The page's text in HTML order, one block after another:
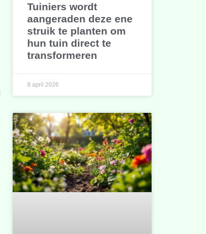
Tuiniers wordt
aangeraden deze ene
struik te planten om
hun tuin direct te
transformeren
8 april 2026